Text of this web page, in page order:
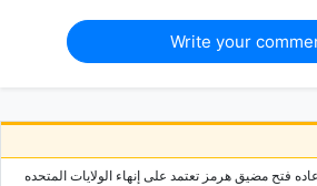
Write your
فتح مضیق هرمز تعتمد على إنهاء الولایات المتحده